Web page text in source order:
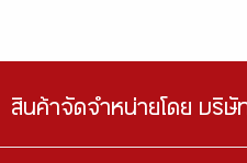
สินค้าจัดจำหน่ายโดย บริ